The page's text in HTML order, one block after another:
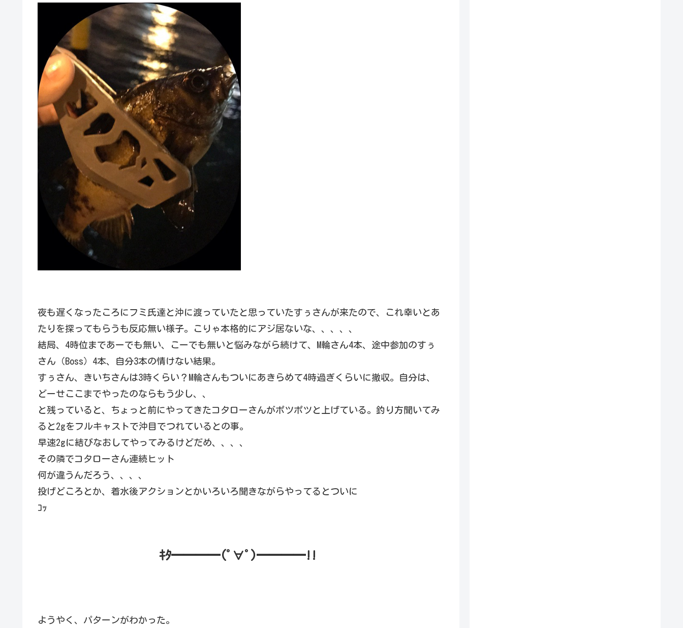
夜も遅くなったころにフミ氏達と沖に渡っていたと思っていたすぅさんが来たので、これ幸いとあ
たりを探ってもらうも反応無い様子。こりゃ本格的にアジ居ないな、、、、、
結局、4時位まであーでも無い、こーでも無いと悩みながら続けて、M輪さん4本、途中参加のすぅ
さん（Boss）4本、自分3本の情けない結果。
すぅさん、きいちさんは3時くらい？M輪さんもついにあきらめて4時過ぎくらいに撤収。自分は、
どーせここまでやったのならもう少し、、
と残っていると、ちょっと前にやってきたコタローさんがポツポツと上げている。釣り方聞いてみ
ると2gをフルキャストで沖目でつれているとの事。
早速2gに結びなおしてやってみるけどだめ、、、、
その隣でコタローさん連続ヒット
何が違うんだろう、、、、
投げどころとか、着水後アクションとかいろいろ聞きながらやってるとついに
ｺｯ
ｷﾀ━━━━(ﾟ∀ﾟ)━━━━!!
ようやく、パターンがわかった。